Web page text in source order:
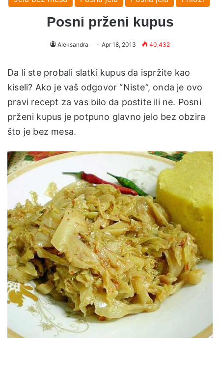
Posni prženi kupus
Aleksandra Apr 18, 2013 40,432
Da li ste probali slatki kupus da ispržite kao
kiseli? Ako je vaš odgovor “Niste”, onda je ovo
pravi recept za vas bilo da postite ili ne. Posni
prženi kupus je potpuno glavno jelo bez obzira
što je bez mesa.